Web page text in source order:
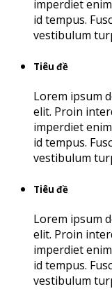
imperdiet
id tempus.
vestibulum
Tiêu đề
Lorem ipsum
elit. Proin
imperdiet
id tempus.
vestibulum
Tiêu đề
Lorem ipsum
elit. Proin
imperdiet
id tempus.
vestibulum